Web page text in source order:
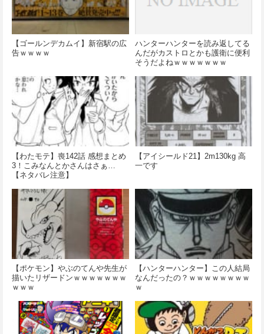
【ゴールンデカムイ】新宿駅の広
告ｗｗｗｗ
ハンターハンターを読み返してる
んだがカストロとかも護衛に便利
そうだよねｗｗｗｗｗｗｗ
【わたモテ】喪142話 感想まとめ
3！こみなんとかさんはさぁ…
【ネタバレ注意】
【アイシールド21】2m130kg 高
一です
【ポケモン】やぶのてんや先生が
描いたリザードンｗｗｗｗｗｗｗ
ｗｗｗ
【ハンターハンター】この人結局
なんだったの？ｗｗｗｗｗｗｗｗ
ｗ